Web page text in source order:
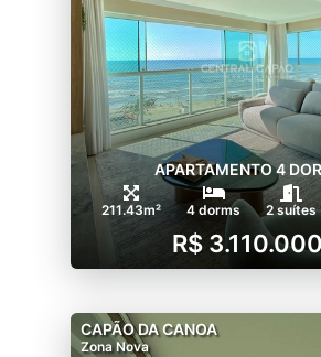
APARTAMENTO 4
211.43m² 4 dorms 2 suítes
R$ 3.110.000
CAPÃO DA CANOA
Zona Nova